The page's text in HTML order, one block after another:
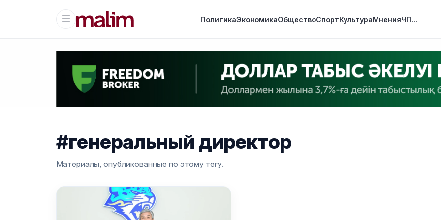
ПолитикаЭкономикаОбществоСпортКультураМненияЧП...
#генеральный директор
Материалы, опубликованные по этому тегу.